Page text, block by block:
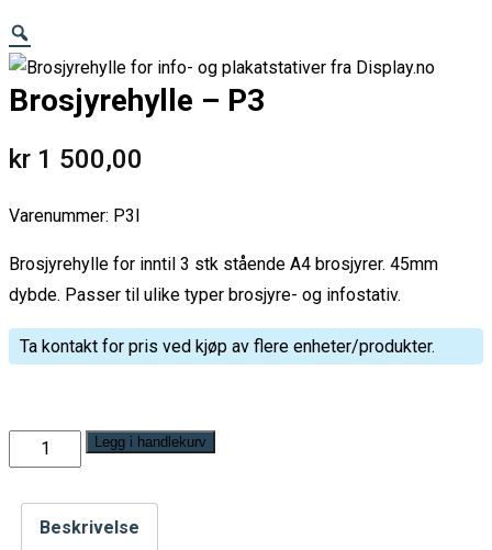
Brosjyrehylle – P3
kr 1 500,00
Varenummer: P3I
Brosjyrehylle for inntil 3 stk stående A4 brosjyrer. 45mm
dybde. Passer til ulike typer brosjyre- og infostativ.
Ta kontakt for pris ved kjøp av flere enheter/produkter.
Brosjyrehylle
-
P3
Antall
Legg i handlekurv
Beskrivelse